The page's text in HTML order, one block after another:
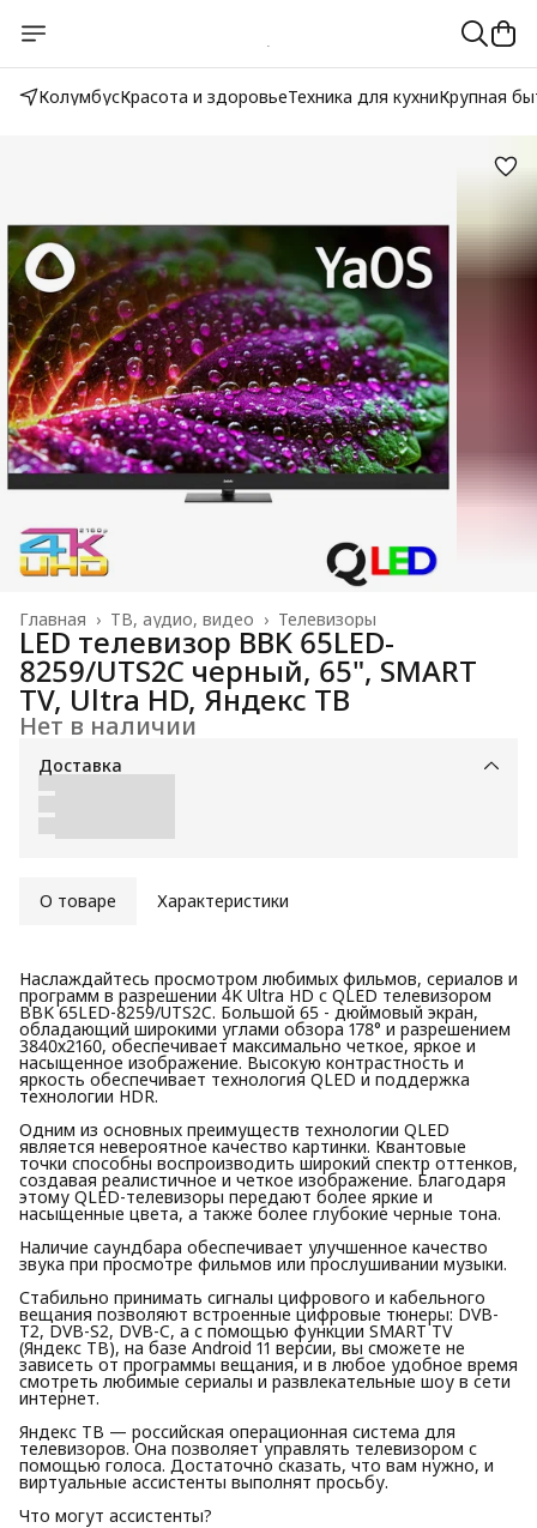
КолумбусКрасота и здоровьеТехника для кухниКрупная
Телевизоры
ТВ, аудио, видео ›
Главная ›
LED телевизор BBK 65LED-
8259/UTS2C черный, 65", SMART
TV, Ultra HD, Яндекс ТВ
Нет в наличии
Доставка
О товаре Характеристики
Наслаждайтесь просмотром любимых фильмов, сериалов и
программ в разрешении 4K Ultra HD с QLED телевизором
BBK 65LED-8259/UTS2C. Большой 65 - дюймовый экран,
обладающий широкими углами обзора 178° и разрешением
3840х2160, обеспечивает максимально четкое, яркое и
насыщенное изображение. Высокую контрастность и
яркость обеспечивает технология QLED и поддержка
технологии HDR.
Одним из основных преимуществ технологии QLED
является невероятное качество картинки. Квантовые
точки способны воспроизводить широкий спектр оттенков,
создавая реалистичное и четкое изображение. Благодаря
этому QLED-телевизоры передают более яркие и
насыщенные цвета, а также более глубокие черные тона.
Наличие саундбара обеспечивает улучшенное качество
звука при просмотре фильмов или прослушивании музыки.
Стабильно принимать сигналы цифрового и кабельного
вещания позволяют встроенные цифровые тюнеры: DVB-
T2, DVB-S2, DVB-C, а с помощью функции SMART TV
(Яндекс ТВ), на базе Android 11 версии, вы сможете не
зависеть от программы вещания, и в любое удобное время
смотреть любимые сериалы и развлекательные шоу в сети
интернет.
Яндекс ТВ — российская операционная система для
телевизоров. Она позволяет управлять телевизором с
помощью голоса. Достаточно сказать, что вам нужно, и
виртуальные ассистенты выполнят просьбу.
Что могут ассистенты?